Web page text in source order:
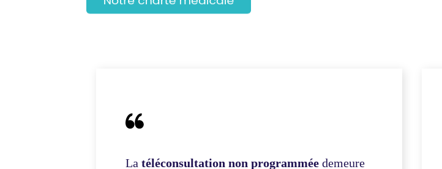
La téléconsultation non programméedemeure